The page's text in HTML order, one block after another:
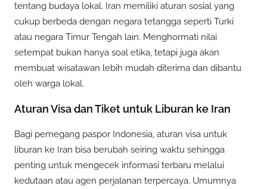
tentang budaya lokal. Iran memiliki aturan sosial yang
cukup berbeda dengan negara tetangga seperti Turki
atau negara Timur Tengah lain. Menghormati nilai
setempat bukan hanya soal etika, tetapi juga akan
membuat wisatawan lebih mudah diterima dan dibantu
oleh warga lokal.
Aturan Visa dan Tiket untuk Liburan ke Iran
Bagi pemegang paspor Indonesia, aturan visa untuk
liburan ke Iran bisa berubah seiring waktu sehingga
penting untuk mengecek informasi terbaru melalui
kedutaan atau agen perjalanan terpercaya. Umumnya